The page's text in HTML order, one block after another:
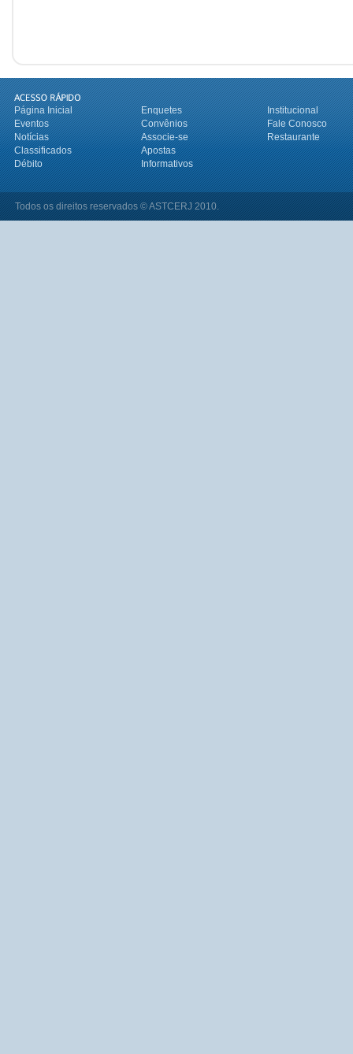
Página Inicial Enquetes
Institucional
Eventos
Convênios
Fale Conosco
Notícias
Associe-se
Restaurante
Classificados
Apostas
Débito
Informativos
Todos os direitos reservados © ASTCERJ 2010.